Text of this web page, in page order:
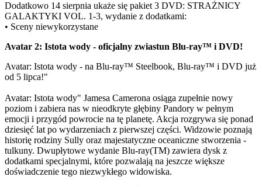
Dodatkowo 14 sierpnia ukaże się pakiet 3 DVD: STRAŻNICY
GALAKTYKI VOL. 1-3, wydanie z dodatkami:
• Sceny niewykorzystane
Avatar 2: Istota wody - oficjalny zwiastun Blu-ray™ i DVD!
Avatar: Istota wody - na Blu-ray™ Steelbook, Blu-ray™ i DVD już
od 5 lipca!"
Avatar: Istota wody" Jamesa Camerona osiąga zupełnie nowy
poziom i zabiera nas w nieodkryte głębiny Pandory w pełnym
emocji i przygód powrocie na tę planetę. Akcja rozgrywa się ponad
dziesięć lat po wydarzeniach z pierwszej części. Widzowie poznają
historię rodziny Sully oraz majestatyczne oceaniczne stworzenia -
tulkuny. Dwupłytowe wydanie Blu-ray(TM) zawiera dysk z
dodatkami specjalnymi, które pozwalają na jeszcze większe
doświadczenie tego niezwykłego widowiska.